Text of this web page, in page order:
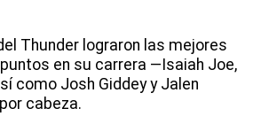
Thunder lograron las mejores
en su carrera —Isaiah Joe,
como Josh Giddey y Jalen
cabeza.